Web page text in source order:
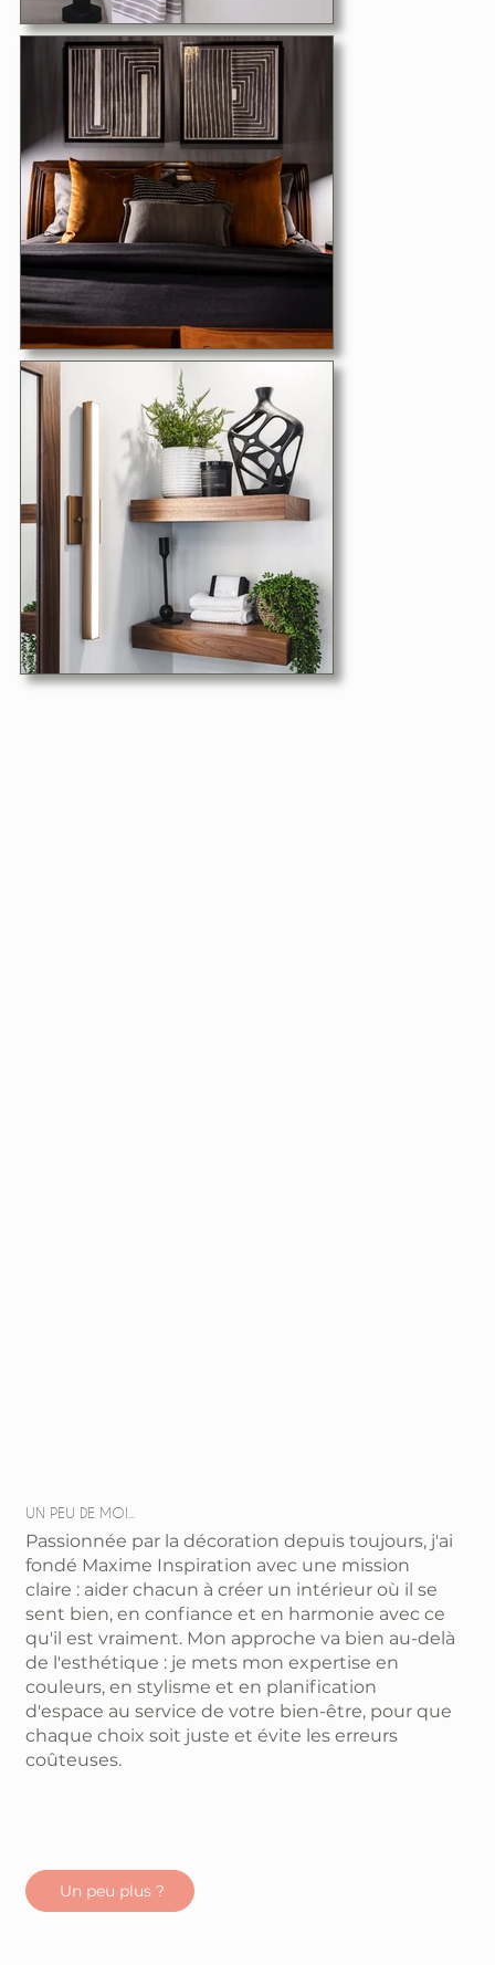
UN PEU DE MOI...
Passionnée par la décoration depuis toujours, j'ai
fondé Maxime Inspiration avec une mission
claire : aider chacun à créer un intérieur où il se
sent bien, en confiance et en harmonie avec ce
qu'il est vraiment. Mon approche va bien au-delà
de l'esthétique : je mets mon expertise en
couleurs, en stylisme et en planification
d'espace au service de votre bien-être, pour que
chaque choix soit juste et évite les erreurs
coûteuses.
Un peu plus ?